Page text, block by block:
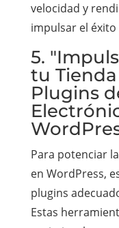
velocidad y
impulsar el
5.
tu
Plugins
Para potenciar
en WordPress,
plugins
Estas